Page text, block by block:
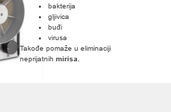
bakterija
gljivica
buđi
virusa
Takođe pomaže u eliminaciji
neprijatnih mirisa.